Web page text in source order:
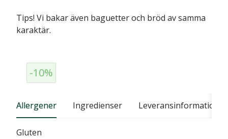
Tips! Vi bakar även baguetter och bröd av samma
karaktär.
-10%
Allergener Ingredienser Leveransinformation
Gluten